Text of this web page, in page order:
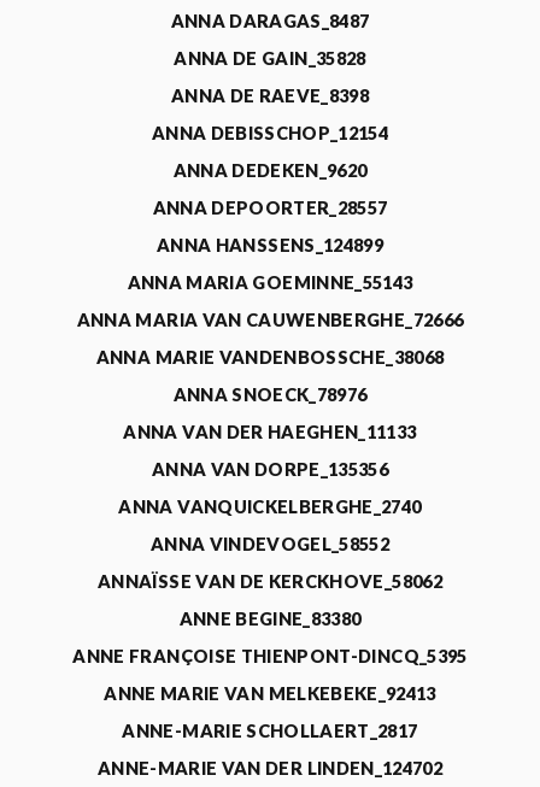
ANNA DARAGAS_8487
ANNA DE GAIN_35828
ANNA DE RAEVE_8398
ANNA DEBISSCHOP_12154
ANNA DEDEKEN_9620
ANNA DEPOORTER_28557
ANNA HANSSENS_124899
ANNA MARIA GOEMINNE_55143
ANNA MARIA VAN CAUWENBERGHE_72666
ANNA MARIE VANDENBOSSCHE_38068
ANNA SNOECK_78976
ANNA VAN DER HAEGHEN_11133
ANNA VAN DORPE_135356
ANNA VANQUICKELBERGHE_2740
ANNA VINDEVOGEL_58552
ANNAÏSSE VAN DE KERCKHOVE_58062
ANNE BEGINE_83380
ANNE FRANÇOISE THIENPONT-DINCQ_5395
ANNE MARIE VAN MELKEBEKE_92413
ANNE-MARIE SCHOLLAERT_2817
ANNE-MARIE VAN DER LINDEN_124702